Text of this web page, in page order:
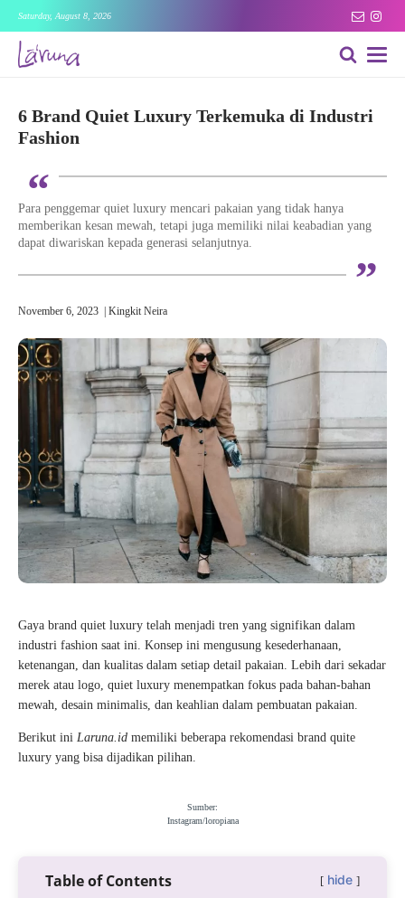
Saturday, August 8, 2026
6 Brand Quiet Luxury Terkemuka di Industri
Fashion
“
Para penggemar quiet luxury mencari pakaian yang tidak hanya
memberikan kesan mewah, tetapi juga memiliki nilai keabadian yang
dapat diwariskan kepada generasi selanjutnya.
“
November 6, 2023 Kingkit Neira
Gaya brand quiet luxury telah menjadi tren yang signifikan dalam
industri fashion saat ini. Konsep ini mengusung kesederhanaan,
ketenangan, dan kualitas dalam setiap detail pakaian. Lebih dari sekadar
merek atau logo, quiet luxury menempatkan fokus pada bahan-bahan
mewah, desain minimalis, dan keahlian dalam pembuatan pakaian.
Berikut ini Laruna.id memiliki beberapa rekomendasi brand quite
luxury yang bisa dijadikan pilihan.
Sumber:
Instagram/loropiana
Table of Contents
hide